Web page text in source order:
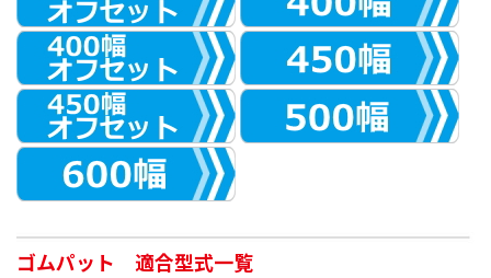
ゴムパット 適合型式一覧